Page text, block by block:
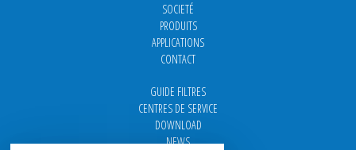
SOCIETÉ
PRODUITS
APPLICATIONS
CONTACT
GUIDE FILTRES
CENTRES DE SERVICE
DOWNLOAD
NEWS